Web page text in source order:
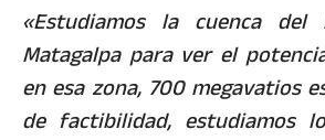
«Estudiamos la cuenca
Matagalpa para ver el
en esa zona, 700 megavatios
de factibilidad, estudiamos